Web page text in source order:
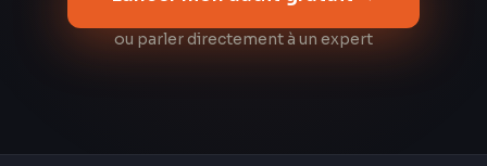
ou parler directement à un expert